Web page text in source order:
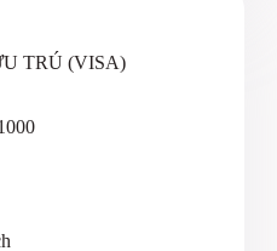
TRÚ (VISA)